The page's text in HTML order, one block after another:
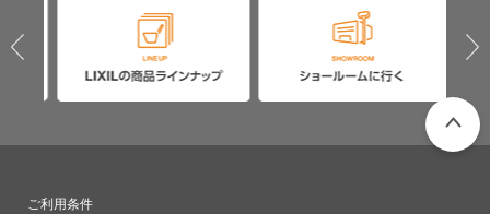
ご利用条件